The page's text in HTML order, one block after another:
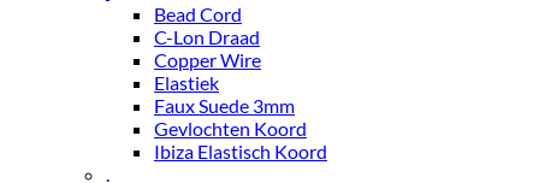
Bead Cord
C-Lon Draad
Copper Wire
Elastiek
Faux Suede 3mm
Gevlochten Koord
Ibiza Elastisch Koord